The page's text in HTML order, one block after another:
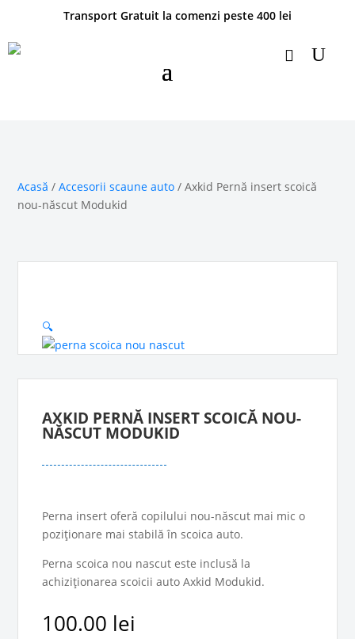
Transport Gratuit la comenzi peste 400 lei
Acasă /Accesorii scaune auto / Axkid Pernă insert scoică
nou-născut Modukid
🔍
AXKID PERNĂ INSERT SCOICĂ NOU-
NĂSCUT MODUKID
Perna insert oferă copilului nou-născut mai mic o
poziționare mai stabilă în scoica auto.
Perna scoica nou nascut este inclusă la
achiziționarea scoicii auto Axkid Modukid.
100.00 lei